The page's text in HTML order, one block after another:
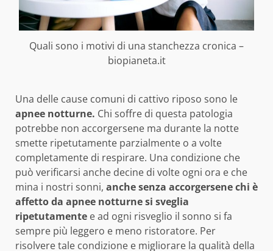
Quali sono i motivi di una stanchezza cronica –
biopianeta.it
Una delle cause comuni di cattivo riposo sono le
apnee notturne. Chi soffre di questa patologia
potrebbe non accorgersene ma durante la notte
smette ripetutamente parzialmente o a volte
completamente di respirare. Una condizione che
può verificarsi anche decine di volte ogni ora e che
mina i nostri sonni, anche senza accorgersene chi è
affetto da apnee notturne si sveglia
ripetutamente e ad ogni risveglio il sonno si fa
sempre più leggero e meno ristoratore. Per
risolvere tale condizione e migliorare la qualità della